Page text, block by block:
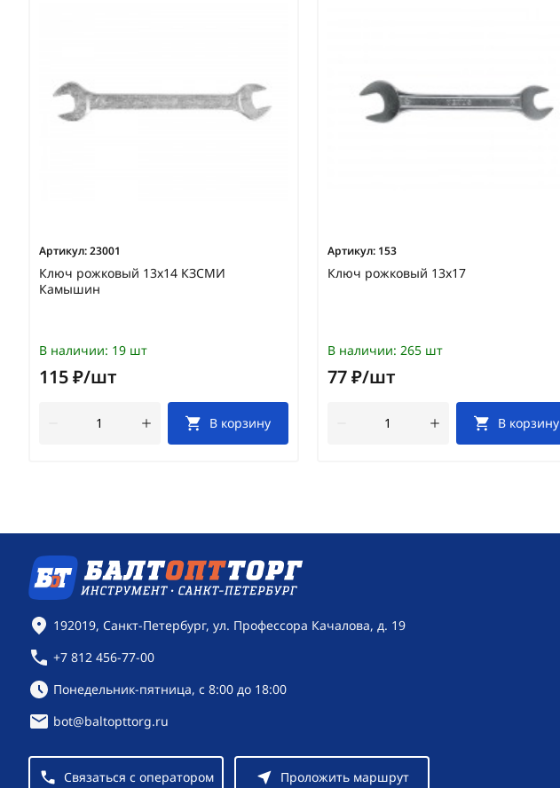
Артикул:23001
Ключ рожковый 13х14 КЗСМИ
Камышин
В наличии: 19 шт
115 ₽/шт
В корзину
Артикул: 153
Ключ рожковый 13х17
В наличии: 265 шт
77 ₽/шт
В корзину
Контактная информация
192019, Санкт-Петербург, ул. Профессора Качалова, д. 19
+7 812 456-77-00
Режим работы:
Понедельник-пятница, с 8:00 до 18:00
bot@baltopttorg.ru
Связаться с оператором Проложить маршрут